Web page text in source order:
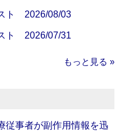
ト 2026/08/03
ト 2026/07/31
もっと見る »
従事者が副作用情報を迅